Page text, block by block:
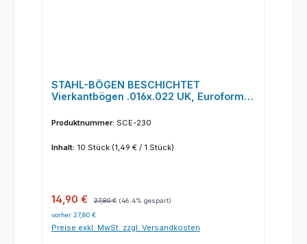
STAHL-BÖGEN BESCHICHTET
Vierkantbögen .016x.022 UK, Euroform I
Produktnummer: SCE-230
Inhalt: 10 Stück (1,49 € / 1 Stück)
Verkaufspreis:
14,90 € 27,80 € (46.4% gespart)
vorher 27,80 €
Preise exkl. MwSt. zzgl. Versandkosten